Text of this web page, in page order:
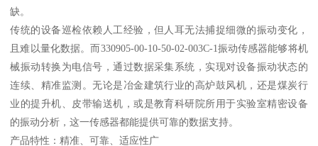
缺。
传统的设备巡检依赖人工经验，但人耳无法捕捉细微的振动变化，
且难以量化数据。而330905-00-10-50-02-003C-1振动传感器能够将机
械振动转换为电信号，通过数据采集系统，实现对设备振动状态的
连续、精准监测。无论是冶金建筑行业的高炉鼓风机，还是煤炭行
业的提升机、皮带输送机，或是教育科研院所用于实验室精密设备
的振动分析，这一传感器都能提供可靠的数据支持。
产品特性：精准、可靠、适应性广